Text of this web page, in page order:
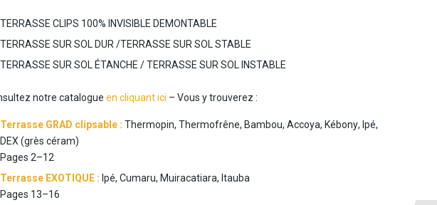
TERRASSE CLIPS 100% INVISIBLE DEMONTABLE
TERRASSE SUR SOL DUR /TERRASSE SUR SOL STABLE
TERRASSE SUR SOL ÉTANCHE / TERRASSE SUR SOL INSTABLE
notre catalogueen cliquant ici – Vous y trouverez :
Terrasse GRAD clipsable :Thermopin, Thermofrêne, Bambou, Accoya, Kébony, Ipé,
DEX (grès céram)
Pages 2–12
Terrasse EXOTIQUE : Ipé, Cumaru, Muiracatiara, Itauba
Pages 13–16